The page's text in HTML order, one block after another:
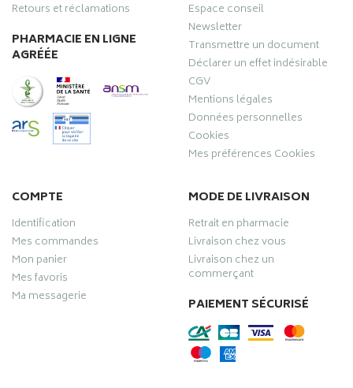
Retours et réclamations
PHARMACIE EN LIGNE
AGRÉÉE
Espace conseil
Newsletter
Transmettre un document
Déclarer un effet indésirable
CGV
Mentions légales
Données personnelles
Cookies
Mes préférences Cookies
COMPTE
Identification
Mes commandes
Mon panier
Mes favoris
Ma messagerie
MODE DE LIVRAISON
Retrait en pharmacie
Livraison chez vous
Livraison chez un
commerçant
PAIEMENT SÉCURISÉ